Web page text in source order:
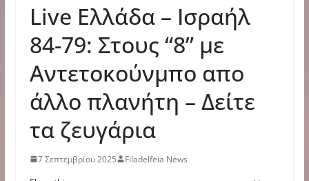
Live Ελλάδα – Ισραήλ
84-79: Στους “8” με
Αντετοκούνμπο απο
άλλο πλανήτη – Δείτε
τα ζευγάρια
7 Σεπτεμβρίου 2025
Filadelfeia News